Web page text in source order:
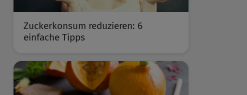
Zuckerkonsum reduzieren: 6
einfache Tipps